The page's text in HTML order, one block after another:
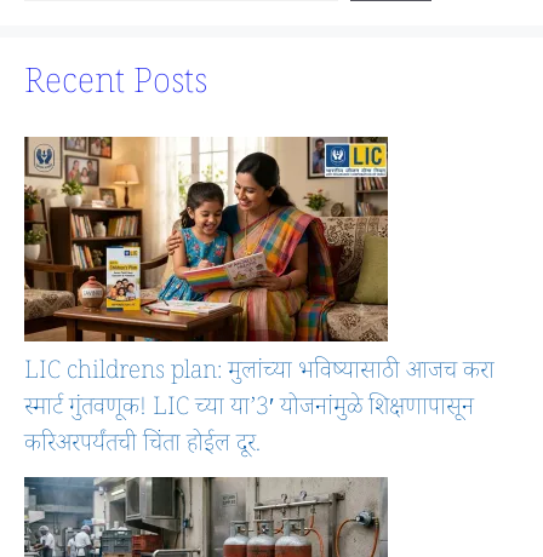
Recent Posts
LIC childrens plan: मुलांच्या भविष्यासाठी आजच करा
स्मार्ट गुंतवणूक! LIC च्या या’3′ योजनांमुळे शिक्षणापासून
करिअरपर्यंतची चिंता होईल दूर.